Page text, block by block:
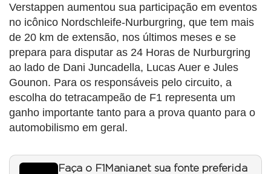
Verstappen aumentou sua participação em eventos
no icônico Nordschleife-Nurburgring, que tem mais
de 20 km de extensão, nos últimos meses e se
prepara para disputar as 24 Horas de Nurburgring
ao lado de Dani Juncadella, Lucas Auer e Jules
Gounon. Para os responsáveis pelo circuito, a
escolha do tetracampeão de F1 representa um
ganho importante tanto para a prova quanto para o
automobilismo em geral.
Faça o F1Mania.net sua fonte preferida